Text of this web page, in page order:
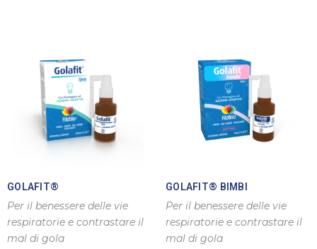
GOLAFIT®
Per il benessere delle vie
respiratorie e contrastare il
mal di gola
GOLAFIT® BIMBI
Per il benessere delle vie
respiratorie e contrastare il
mal di gola